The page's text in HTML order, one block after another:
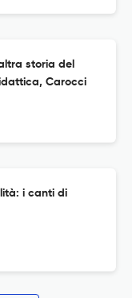
storia del
Carocci
i canti di